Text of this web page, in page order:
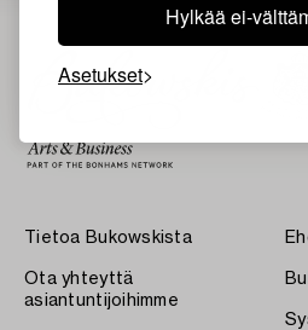
Hylkää ei-
Asetukset
Tietoa Bukowskista
Ota yhteyttä
asiantuntijoihimme